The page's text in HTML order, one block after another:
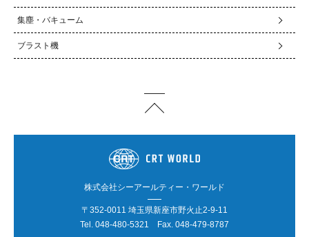
集塵・バキューム
ブラスト機
株式会社シーアールティー・ワールド
〒352-0011 埼玉県新座市野火止2-9-11
Tel. 048-480-5321 Fax. 048-479-8787